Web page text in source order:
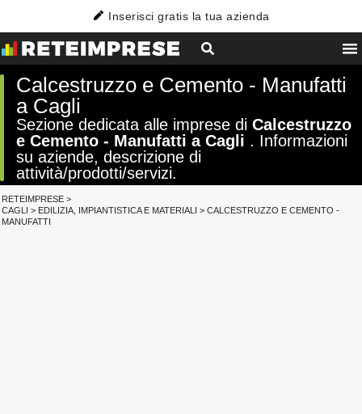
Inserisci gratis la tua azienda
Calcestruzzo e Cemento - Manufatti
a Cagli
Sezione dedicata alle imprese di Calcestruzzo
e Cemento - Manufatti a Cagli . Informazioni
su aziende, descrizione di
attività/prodotti/servizi.
RETEIMPRESE >
CAGLI > EDILIZIA, IMPIANTISTICA E MATERIALI > CALCESTRUZZO E CEMENTO -
MANUFATTI